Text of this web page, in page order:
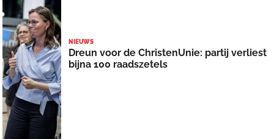
NIEUWS
Dreun voor de ChristenUnie: partij verliest
bijna 100 raadszetels